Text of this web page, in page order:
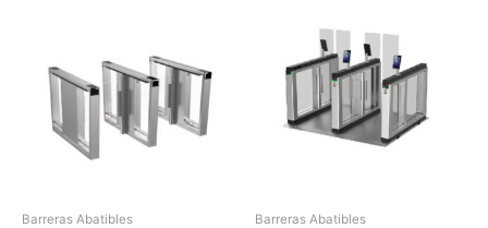
Barreras Abatibles Barreras Abatibles